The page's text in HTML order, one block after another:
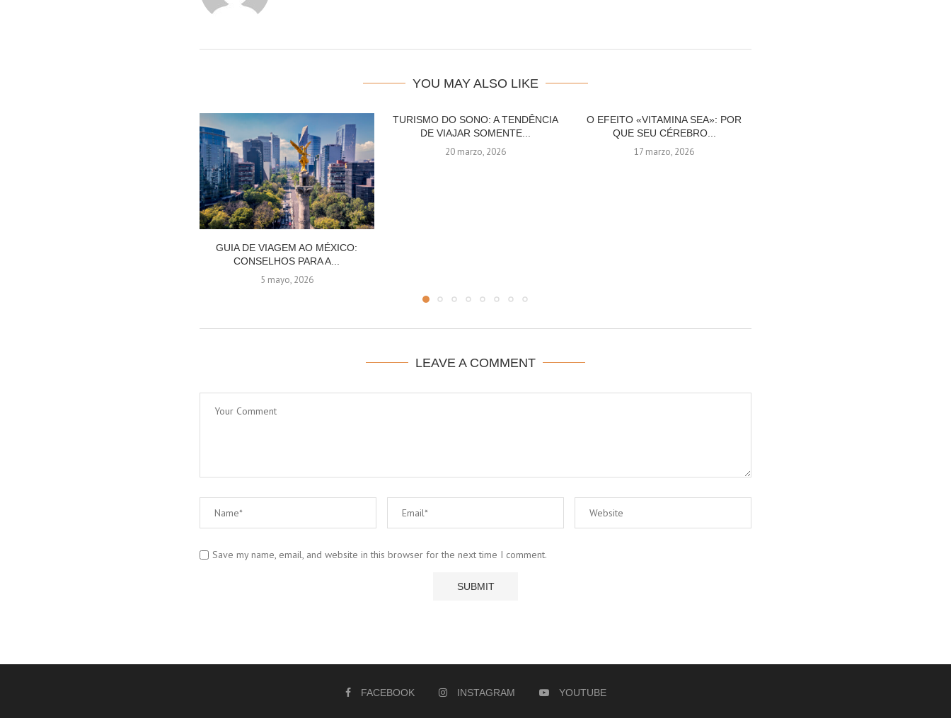
YOU MAY ALSO LIKE
GUIA DE VIAGEM AO MÉXICO:
CONSELHOS PARA A...
5 mayo, 2026
TURISMO DO SONO: A TENDÊNCIA
DE VIAJAR SOMENTE...
20 marzo, 2026
O EFEITO «VITAMINA SEA»: POR
QUE SEU CÉREBRO...
17 marzo, 2026
LEAVE A COMMENT
Save my name, email, and website in this browser for the next time I comment.
FACEBOOK INSTAGRAM YOUTUBE